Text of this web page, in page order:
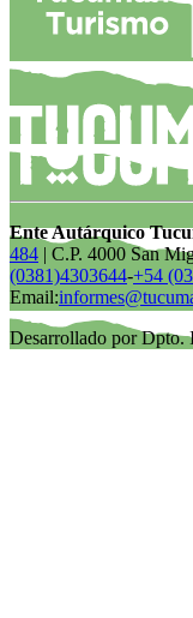
Ente Autárquico
484 | C.P. 4000 San
(0381)4303644-+54
Email:
Desarrollado por